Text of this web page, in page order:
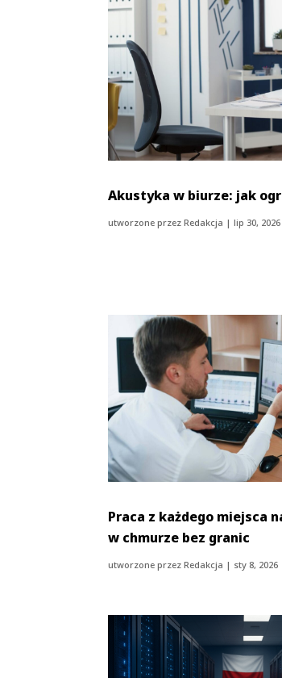
Akustyka w biurze: jak
utworzone przezRedakcja |lip 30, 2026
Praca z każdego miejsca
w chmurze bez granic
utworzone przezRedakcja | sty 8, 2026